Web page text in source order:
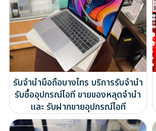
รับจำนำมือถือบางไทร บริการรับจำนำ
รับซื้ออุปกรณ์ไอที ขายของหลุดจำนำ
และ รับฝากขายอุปกรณ์ไอที